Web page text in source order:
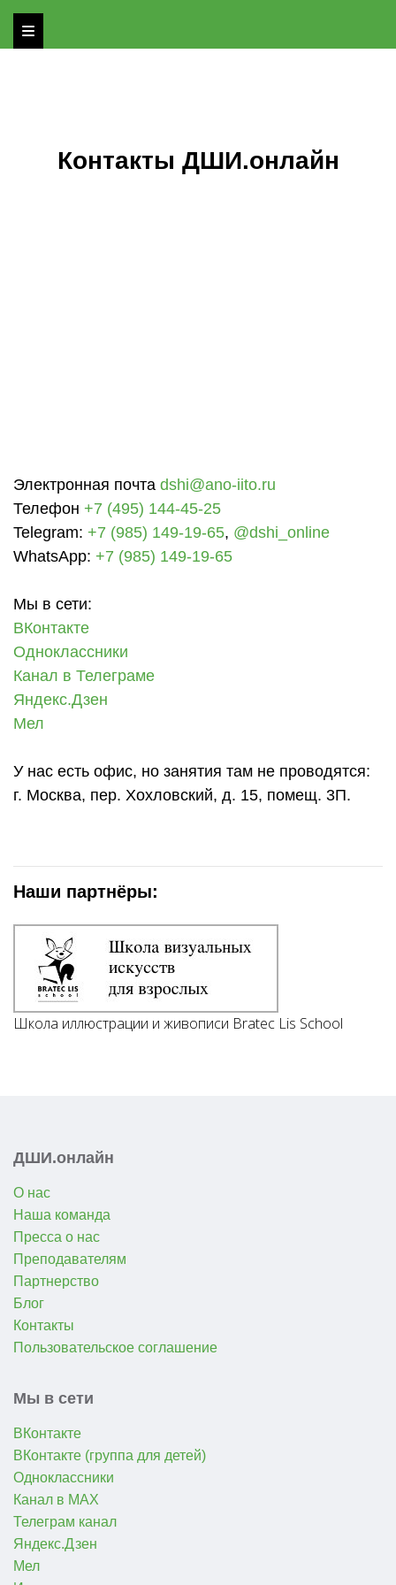
Контакты ДШИ.онлайн
Электронная почта dshi@ano-iito.ru
Телефон +7 (495) 144-45-25
Telegram: +7 (985) 149-19-65, @dshi_online
WhatsApp: +7 (985) 149-19-65
Мы в сети:
ВКонтакте
Одноклассники
Канал в Телеграме
Яндекс.Дзен
Мел
У нас есть офис, но занятия там не проводятся:
г. Москва, пер. Хохловский, д. 15, помещ. 3П.
Наши партнёры:
Школа иллюстрации и живописи Bratec Lis School
ДШИ.онлайн
О нас
Наша команда
Пресса о нас
Преподавателям
Партнерство
Блог
Контакты
Пользовательское соглашение
Мы в сети
ВКонтакте
ВКонтакте (группа для детей)
Одноклассники
Канал в MAX
Телеграм канал
Яндекс.Дзен
Мел